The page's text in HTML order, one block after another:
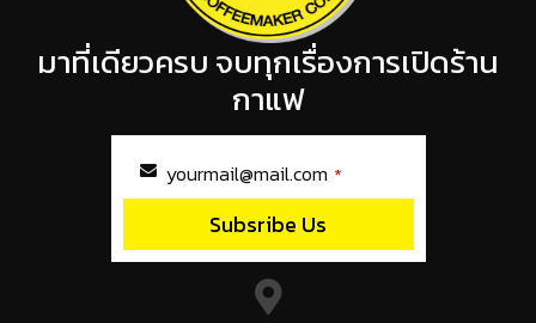
มาที่เดียวครบ จบทุกเรื่องการเปิดร้าน
กาแฟ
yourmail@mail.com *
Subsribe Us
This